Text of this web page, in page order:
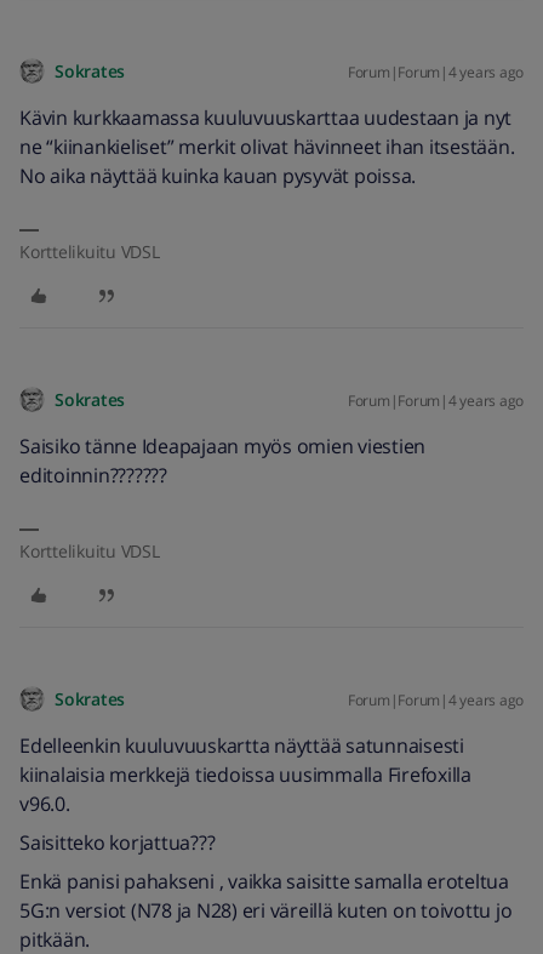
Sokrates Forum|Forum|4 years ago
Kävin kurkkaamassa kuuluvuuskarttaa uudestaan ja nyt
ne “kiinankieliset” merkit olivat hävinneet ihan itsestään.
No aika näyttää kuinka kauan pysyvät poissa.
Korttelikuitu VDSL
Sokrates Forum|Forum|4 years ago
Saisiko tänne Ideapajaan myös omien viestien
editoinnin???????
Korttelikuitu VDSL
Sokrates Forum|Forum|4 years ago
Edelleenkin kuuluvuuskartta näyttää satunnaisesti
kiinalaisia merkkejä tiedoissa uusimmalla Firefoxilla
v96.0.
Saisitteko korjattua???
Enkä panisi pahakseni , vaikka saisitte samalla eroteltua
5G:n versiot (N78 ja N28) eri väreillä kuten on toivottu jo
pitkään.